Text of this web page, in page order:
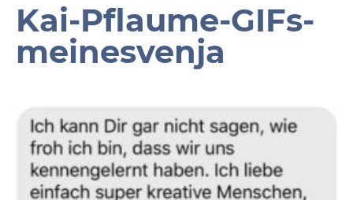
Kai-Pflaume-GIFs-
meinesvenja